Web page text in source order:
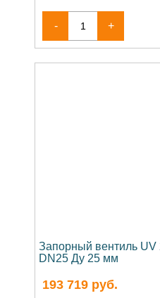
- +
Запорный вентиль UV
DN25 Ду 25 мм
193 719 руб.